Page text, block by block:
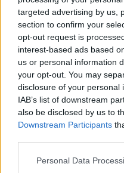
targeted advertising by us,
section to confirm your
opt-out request is
interest-based ads based
us or personal information
your opt-out. You may
disclosure of your personal
IAB’s list of downstream
also be disclosed by us to
Downstream Participants
Personal Data
Tutto questo mentre la
con un’offerta low cost e
credo sia semplice,
dove i prezzi sono, da
rispetto a quelli in vigore nel
che i nostri competitor
prezzi».
L’articolo integrale su
Source: Wind Tre Media